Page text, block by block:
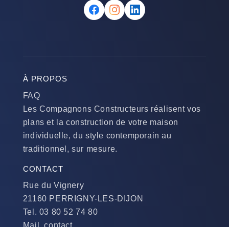
À PROPOS
FAQ
Les Compagnons Constructeurs réalisent vos
plans et la construction de votre maison
individuelle, du style contemporain au
traditionnel, sur mesure.
CONTACT
Rue du Vignery
21160 PERRIGNY-LES-DIJON
Tel. 03 80 52 74 80